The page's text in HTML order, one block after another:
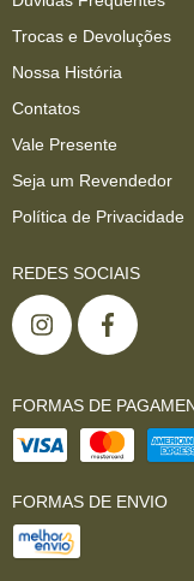
Trocas e Devoluções
Nossa História
Contatos
Vale Presente
Seja um Revendedor
Política de Privacidade
REDES SOCIAIS
FORMAS DE
FORMAS DE ENVIO